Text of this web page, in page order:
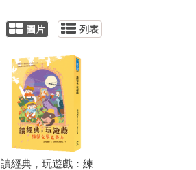
圖片 列表
讀經典，玩遊戲：練